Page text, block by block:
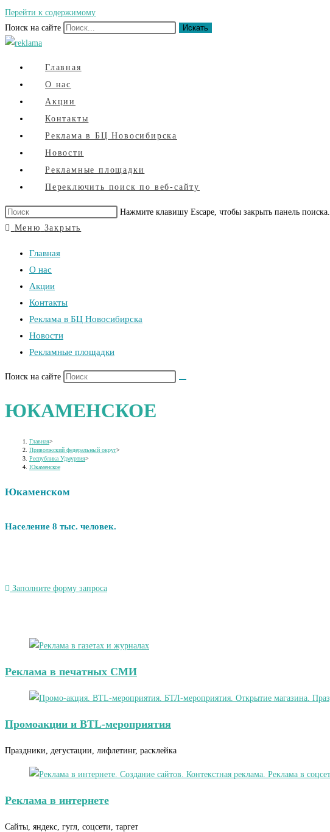
Перейти к содержимому
Поиск на сайте
Искать
Главная
О нас
Акции
Контакты
Реклама в БЦ Новосибирска
Новости
Рекламные площадки
Переключить поиск по веб-сайту
Нажмите клавишу Escape, чтобы закрыть панель поиска.
Меню Закрыть
Главная
О нас
Акции
Контакты
Реклама в БЦ Новосибирска
Новости
Рекламные площадки
Поиск на сайте
ЮКАМЕНСКОЕ
Главная>
Приволжский федеральный округ>
Республика Удмуртия>
Юкаменское
Юкаменском
Население 8 тыс. человек.
Заполните форму запроса
Реклама в печатных СМИ
Промоакции и BTL-мероприятия
Праздники, дегустации, лифлетинг, расклейка
Реклама в интернете
Сайты, яндекс, гугл, соцсети, таргет